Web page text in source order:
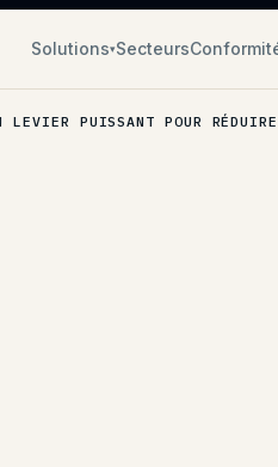
Solutions▾Secteurs
LEVIER PUISSANT POUR